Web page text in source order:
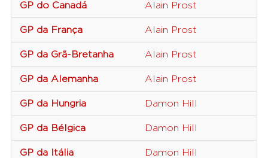
GP do Canadá Alain Prost
GP da França Alain Prost
GP da Grã-Bretanha Alain Prost
GP da Alemanha Alain Prost
GP da Hungria Damon Hill
GP da Bélgica Damon Hill
GP da Itália Damon Hill